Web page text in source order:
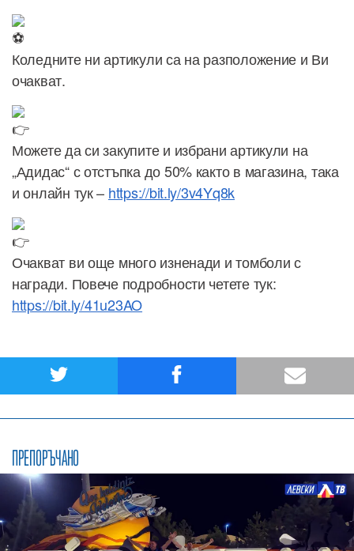
Коледните ни артикули са на разположение и Ви
очакват.
Можете да си закупите и избрани артикули на
„Адидас“ с отстъпка до 50% както в магазина, така
и онлайн тук – https://bit.ly/3v4Yq8k
Очакват ви още много изненади и томболи с
награди. Повече подробности четете тук:
https://bit.ly/41u23AO
ПРЕПОРЪЧАНО